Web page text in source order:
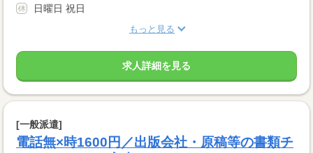
日曜日 祝日
もっと見る
求人詳細を見る
[一般派遣]
電話無×時1600円／出版会社・原稿等の書類チ